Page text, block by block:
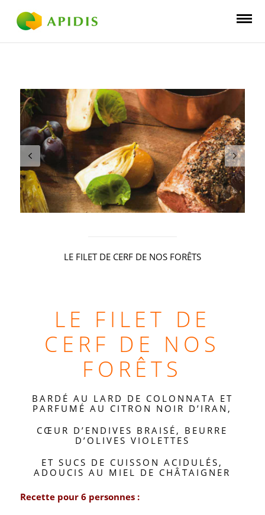
LE FILET DE CERF DE NOS FORÊTS
LE FILET DE
CERF DE NOS
FORÊTS
BARDÉ AU LARD DE COLONNATA ET
PARFUMÉ AU CITRON NOIR D’IRAN,
CŒUR D’ENDIVES BRAISÉ, BEURRE
D’OLIVES VIOLETTES
ET SUCS DE CUISSON ACIDULÉS,
ADOUCIS AU MIEL DE CHÂTAIGNER
Recette pour 6 personnes :